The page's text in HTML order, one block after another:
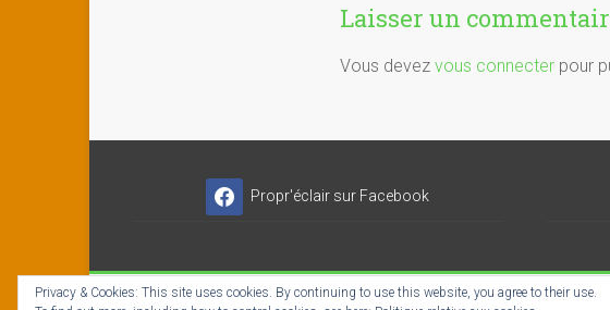
Laisser un
Vous devez vous connecter pour
Propr'éclair sur Facebook
Copyright © 2026Propr'éclair ✓ Titres-Services- INSER'NET SC-ES
Privacy & Cookies: This site uses cookies. By continuing to use this website, you agree to their use.